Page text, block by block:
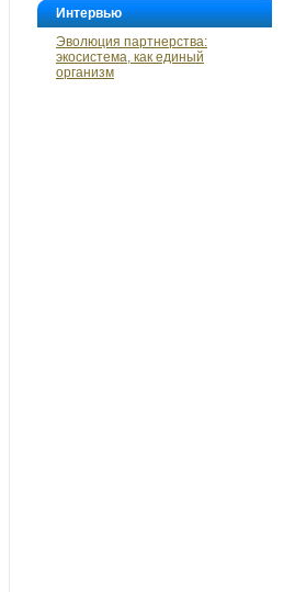
Интервью
Эволюция партнерства:
экосистема, как единый
организм